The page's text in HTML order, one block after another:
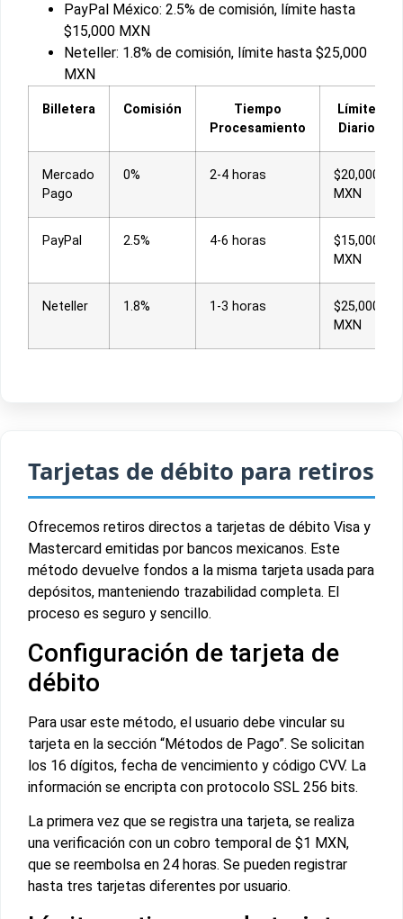
PayPal México: 2.5% de comisión, límite hasta
$15,000 MXN
Neteller: 1.8% de comisión, límite hasta $25,000
MXN
Billetera Comisión
Tiempo
Procesamiento
Límite
Diario
Mercado
Pago
0% 2-4 horas
$20,000
MXN
PayPal 2.5% 4-6 horas
$15,000
MXN
Neteller 1.8% 1-3 horas
$25,000
MXN
Tarjetas de débito para retiros
Ofrecemos retiros directos a tarjetas de débito Visa y
Mastercard emitidas por bancos mexicanos. Este
método devuelve fondos a la misma tarjeta usada para
depósitos, manteniendo trazabilidad completa. El
proceso es seguro y sencillo.
Configuración de tarjeta de
débito
Para usar este método, el usuario debe vincular su
tarjeta en la sección “Métodos de Pago”. Se solicitan
los 16 dígitos, fecha de vencimiento y código CVV. La
información se encripta con protocolo SSL 256 bits.
La primera vez que se registra una tarjeta, se realiza
una verificación con un cobro temporal de $1 MXN,
que se reembolsa en 24 horas. Se pueden registrar
hasta tres tarjetas diferentes por usuario.